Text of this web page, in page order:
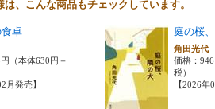
、こんな商品もチェックしています。
卓
（本体630円＋
月発売】
庭の桜
角田光代
価格：
税）
【2026年